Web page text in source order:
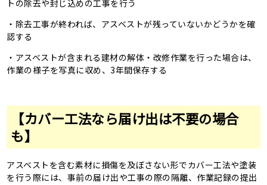
トの除去や封じ込めの工事を行う
・除去工事が終われば、アスベストが残っていないかどうかを確
認する
・アスベストが含まれる建材の解体・改修作業を行った場合は、
作業の様子を写真に収め、3年間保存する
【カバー工法なら届け出は不要の場合
も】
アスベストを含む素材に損傷を及ぼさない形でカバー工法や塗装
を行う際には、事前の届け出や工事の際の隔離、作業記録の提出